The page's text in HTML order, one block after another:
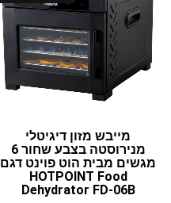
מייבש מזון דיגיטלי
מנירוסטה בצבע שחור 6
מגשים מבית הוט פוינט דגם
HOTPOINT Food
Dehydrator FD-06B